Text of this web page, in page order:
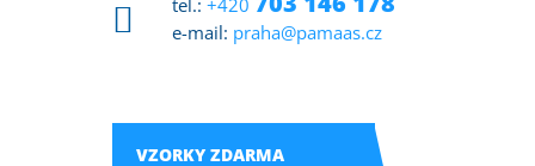
e-mail: praha@pamaas.cz
VZORKY ZDARMA